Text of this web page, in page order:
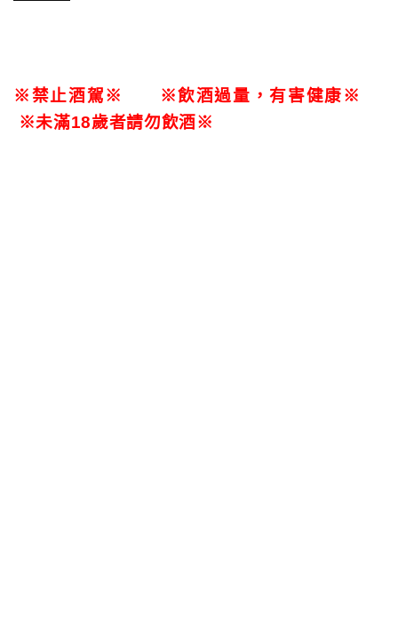
※禁止酒駕※ ※飲酒過量，有害健康※
※未滿18歲者請勿飲酒※